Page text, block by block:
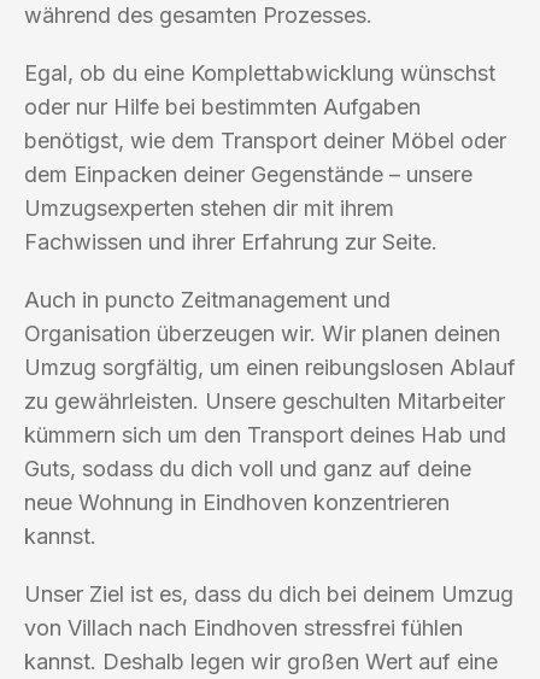
während des gesamten Prozesses.
Egal, ob du eine Komplettabwicklung wünschst
oder nur Hilfe bei bestimmten Aufgaben
benötigst, wie dem Transport deiner Möbel oder
dem Einpacken deiner Gegenstände – unsere
Umzugsexperten stehen dir mit ihrem
Fachwissen und ihrer Erfahrung zur Seite.
Auch in puncto Zeitmanagement und
Organisation überzeugen wir. Wir planen deinen
Umzug sorgfältig, um einen reibungslosen Ablauf
zu gewährleisten. Unsere geschulten Mitarbeiter
kümmern sich um den Transport deines Hab und
Guts, sodass du dich voll und ganz auf deine
neue Wohnung in Eindhoven konzentrieren
kannst.
Unser Ziel ist es, dass du dich bei deinem Umzug
von Villach nach Eindhoven stressfrei fühlen
kannst. Deshalb legen wir großen Wert auf eine